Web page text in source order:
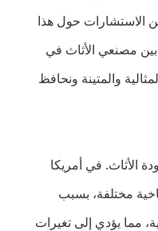
الاستشارات حول هذا
مصنعي الأثاث في
والمتينة ونحافظ
الأثاث. في أمريكا
مختلفة، بسبب
مما يؤدي إلى تغيرات